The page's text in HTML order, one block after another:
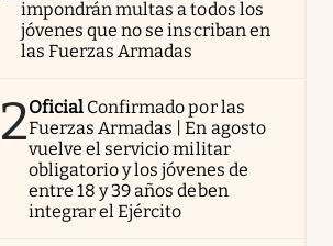
impondrán multas a todos los
jóvenes que no se inscriban en
las Fuerzas Armadas
2Oficial Confirmado por las
Fuerzas Armadas | En agosto
vuelve el servicio militar
obligatorio y los jóvenes de
entre 18 y 39 años deben
integrar el Ejército